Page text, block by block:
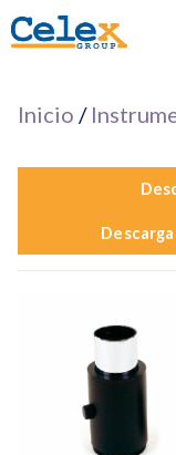
Saltar
al
Inicio /